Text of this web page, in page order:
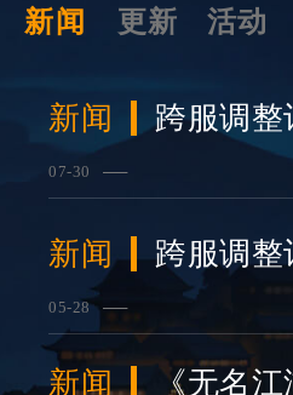
新闻 更新 活动
新闻 跨服调整
07-30
查看详情
新闻 跨服调整
05-28
查看详情
新闻
《无名